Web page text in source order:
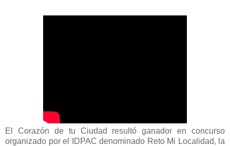
El Corazón de tu Ciudad resultó ganador en concurso
organizado por el IDPAC denominado Reto Mi Localidad, la